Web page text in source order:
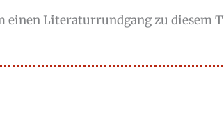
Literaturrundgang zu diesem